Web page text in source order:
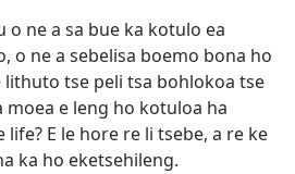
o ne a sa bue ka kotulo ea
o ne a sebelisa boemo bona ho
tse peli tsa bohlokoa tse
e leng ho kotuloa ha
E le hore re li tsebe, a re ke
ka ho eketsehileng.